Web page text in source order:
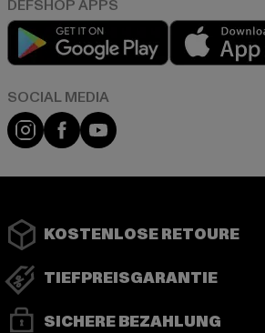
Play market
Instagram
FacebookYouTube
KOSTENLOSE RETOURE
TIEFPREISGARANTIE
SICHERE BEZAHLUNG